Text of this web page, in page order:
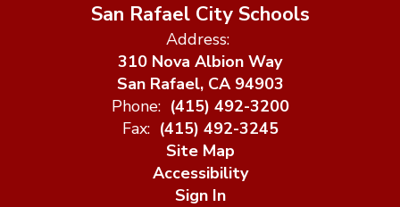
San Rafael City Schools
Address:
310 Nova Albion Way
San Rafael, CA 94903
Phone: (415) 492-3200
Fax: (415) 492-3245
Site Map
Accessibility
Sign In